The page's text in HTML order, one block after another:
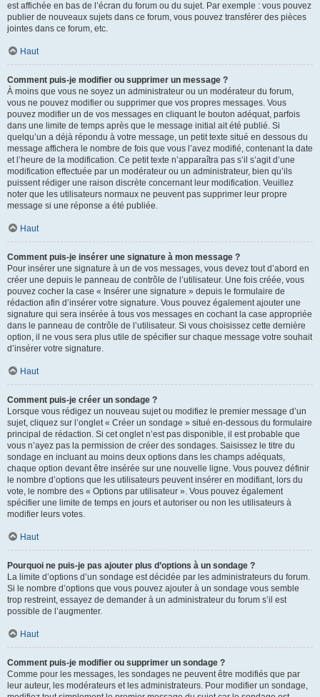
est affichée en bas de l’écran du forum ou du sujet. Par exemple : vous pouvez
publier de nouveaux sujets dans ce forum, vous pouvez transférer des pièces
jointes dans ce forum, etc.
Haut
Comment puis-je modifier ou supprimer un message ?
À moins que vous ne soyez un administrateur ou un modérateur du forum,
vous ne pouvez modifier ou supprimer que vos propres messages. Vous
pouvez modifier un de vos messages en cliquant le bouton adéquat, parfois
dans une limite de temps après que le message initial ait été publié. Si
quelqu’un a déjà répondu à votre message, un petit texte situé en dessous du
message affichera le nombre de fois que vous l’avez modifié, contenant la date
et l’heure de la modification. Ce petit texte n’apparaîtra pas s’il s’agit d’une
modification effectuée par un modérateur ou un administrateur, bien qu’ils
puissent rédiger une raison discrète concernant leur modification. Veuillez
noter que les utilisateurs normaux ne peuvent pas supprimer leur propre
message si une réponse a été publiée.
Haut
Comment puis-je insérer une signature à mon message ?
Pour insérer une signature à un de vos messages, vous devez tout d’abord en
créer une depuis le panneau de contrôle de l’utilisateur. Une fois créée, vous
pouvez cocher la case « Insérer une signature » depuis le formulaire de
rédaction afin d’insérer votre signature. Vous pouvez également ajouter une
signature qui sera insérée à tous vos messages en cochant la case appropriée
dans le panneau de contrôle de l’utilisateur. Si vous choisissez cette dernière
option, il ne vous sera plus utile de spécifier sur chaque message votre souhait
d’insérer votre signature.
Haut
Comment puis-je créer un sondage ?
Lorsque vous rédigez un nouveau sujet ou modifiez le premier message d’un
sujet, cliquez sur l’onglet « Créer un sondage » situé en-dessous du formulaire
principal de rédaction. Si cet onglet n’est pas disponible, il est probable que
vous n’ayez pas la permission de créer des sondages. Saisissez le titre du
sondage en incluant au moins deux options dans les champs adéquats,
chaque option devant être insérée sur une nouvelle ligne. Vous pouvez définir
le nombre d’options que les utilisateurs peuvent insérer en modifiant, lors du
vote, le nombre des « Options par utilisateur ». Vous pouvez également
spécifier une limite de temps en jours et autoriser ou non les utilisateurs à
modifier leurs votes.
Haut
Pourquoi ne puis-je pas ajouter plus d’options à un sondage ?
La limite d’options d’un sondage est décidée par les administrateurs du forum.
Si le nombre d’options que vous pouvez ajouter à un sondage vous semble
trop restreint, essayez de demander à un administrateur du forum s’il est
possible de l’augmenter.
Haut
Comment puis-je modifier ou supprimer un sondage ?
Comme pour les messages, les sondages ne peuvent être modifiés que par
leur auteur, les modérateurs et les administrateurs. Pour modifier un sondage,